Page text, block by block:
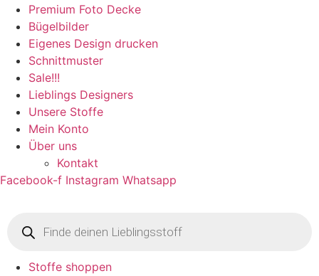
Premium Foto Decke
Bügelbilder
Eigenes Design drucken
Schnittmuster
Sale!!!
Lieblings Designers
Unsere Stoffe
Mein Konto
Über uns
Kontakt
Facebook-f Instagram Whatsapp
search
Stoffe shoppen